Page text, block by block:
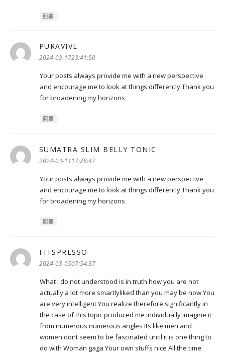
回覆
PURAVIVE
示:
2024-03-1723:41:50
Your posts always provide me with a new perspective
and encourage me to look at things differently Thank you
for broadening my horizons
回覆
SUMATRA SLIM BELLY TONIC
2024-03-1117:28:47
Your posts always provide me with a new perspective
and encourage me to look at things differently Thank you
for broadening my horizons
回覆
FITSPRESSO
示:
2024-03-0507:54:37
What i do not understood is in truth how you are not
actually a lot more smartlyliked than you may be now You
are very intelligent You realize therefore significantly in
the case of this topic produced me individually imagine it
from numerous numerous angles Its like men and
women dont seem to be fascinated until it is one thing to
do with Woman gaga Your own stuffs nice All the time